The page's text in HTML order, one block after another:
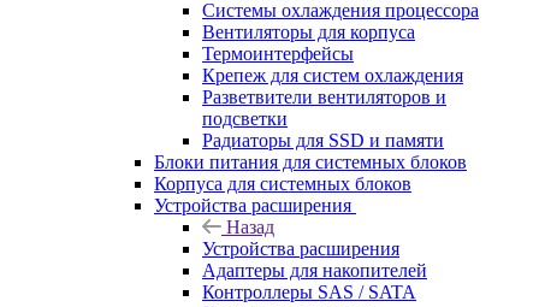
Системы охлаждения процессора
Вентиляторы для корпуса
Термоинтерфейсы
Крепеж для систем охлаждения
Разветвители вентиляторов и
подсветки
Радиаторы для SSD и памяти
Блоки питания для системных блоков
Корпуса для системных блоков
Устройства расширения
Назад
Устройства расширения
Адаптеры для накопителей
Контроллеры SAS / SATA